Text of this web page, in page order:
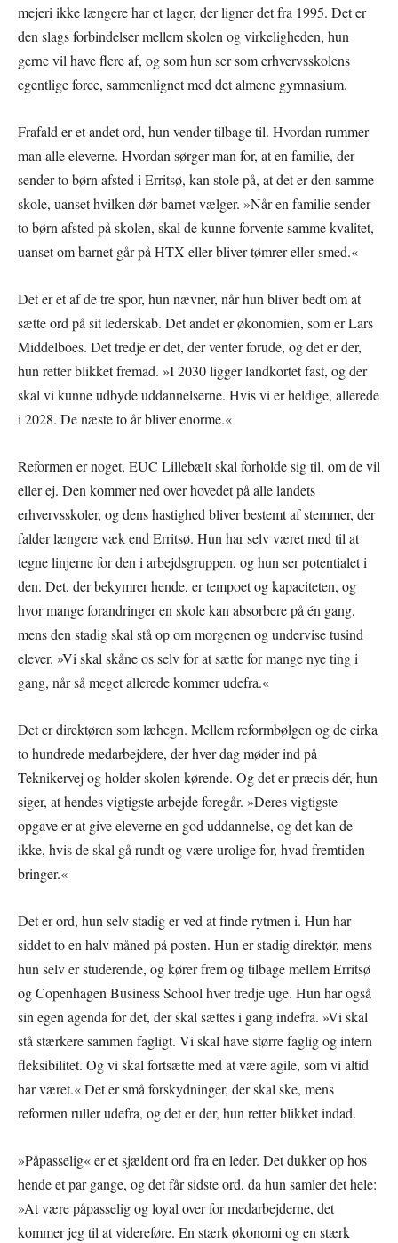
mejeri ikke længere har et lager, der ligner det fra 1995. Det er
den slags forbindelser mellem skolen og virkeligheden, hun
gerne vil have flere af, og som hun ser som erhvervsskolens
egentlige force, sammenlignet med det almene gymnasium.
Frafald er et andet ord, hun vender tilbage til. Hvordan rummer
man alle eleverne. Hvordan sørger man for, at en familie, der
sender to børn afsted i Erritsø, kan stole på, at det er den samme
skole, uanset hvilken dør barnet vælger. »Når en familie sender
to børn afsted på skolen, skal de kunne forvente samme kvalitet,
uanset om barnet går på HTX eller bliver tømrer eller smed.«
Det er et af de tre spor, hun nævner, når hun bliver bedt om at
sætte ord på sit lederskab. Det andet er økonomien, som er Lars
Middelboes. Det tredje er det, der venter forude, og det er der,
hun retter blikket fremad. »I 2030 ligger landkortet fast, og der
skal vi kunne udbyde uddannelserne. Hvis vi er heldige, allerede
i 2028. De næste to år bliver enorme.«
Reformen er noget, EUC Lillebælt skal forholde sig til, om de vil
eller ej. Den kommer ned over hovedet på alle landets
erhvervsskoler, og dens hastighed bliver bestemt af stemmer, der
falder længere væk end Erritsø. Hun har selv været med til at
tegne linjerne for den i arbejdsgruppen, og hun ser potentialet i
den. Det, der bekymrer hende, er tempoet og kapaciteten, og
hvor mange forandringer en skole kan absorbere på én gang,
mens den stadig skal stå op om morgenen og undervise tusind
elever. »Vi skal skåne os selv for at sætte for mange nye ting i
gang, når så meget allerede kommer udefra.«
Det er direktøren som læhegn. Mellem reformbølgen og de cirka
to hundrede medarbejdere, der hver dag møder ind på
Teknikervej og holder skolen kørende. Og det er præcis dér, hun
siger, at hendes vigtigste arbejde foregår. »Deres vigtigste
opgave er at give eleverne en god uddannelse, og det kan de
ikke, hvis de skal gå rundt og være urolige for, hvad fremtiden
bringer.«
Det er ord, hun selv stadig er ved at finde rytmen i. Hun har
siddet to en halv måned på posten. Hun er stadig direktør, mens
hun selv er studerende, og kører frem og tilbage mellem Erritsø
og Copenhagen Business School hver tredje uge. Hun har også
sin egen agenda for det, der skal sættes i gang indefra. »Vi skal
stå stærkere sammen fagligt. Vi skal have større faglig og intern
fleksibilitet. Og vi skal fortsætte med at være agile, som vi altid
har været.« Det er små forskydninger, der skal ske, mens
reformen ruller udefra, og det er der, hun retter blikket indad.
»Påpasselig« er et sjældent ord fra en leder. Det dukker op hos
hende et par gange, og det får sidste ord, da hun samler det hele:
»At være påpasselig og loyal over for medarbejderne, det
kommer jeg til at videreføre. En stærk økonomi og en stærk